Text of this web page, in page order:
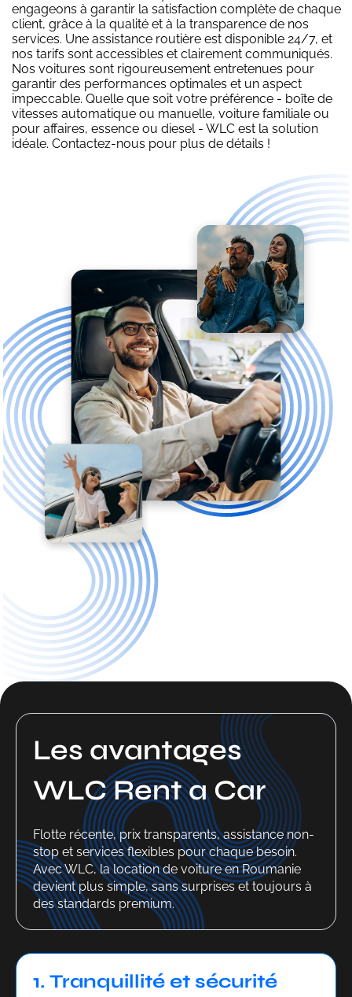
engageons à garantir la satisfaction complète de chaque
client, grâce à la qualité et à la transparence de nos
services. Une assistance routière est disponible 24/7, et
nos tarifs sont accessibles et clairement communiqués.
Nos voitures sont rigoureusement entretenues pour
garantir des performances optimales et un aspect
impeccable. Quelle que soit votre préférence - boîte de
vitesses automatique ou manuelle, voiture familiale ou
pour affaires, essence ou diesel - WLC est la solution
idéale. Contactez-nous pour plus de détails !
Les avantages
WLC Rent a Car
Flotte récente, prix transparents, assistance non-
stop et services flexibles pour chaque besoin.
Avec WLC, la location de voiture en Roumanie
devient plus simple, sans surprises et toujours à
des standards premium.
1. Tranquillité et sécurité